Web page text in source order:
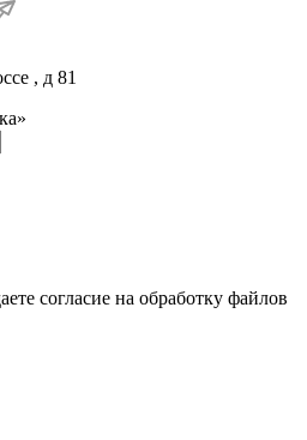
, д 81
согласие на обработку файлов